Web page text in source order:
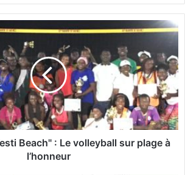
Beach" : Le volleyball sur plage à
l’honneur